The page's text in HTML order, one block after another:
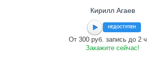
Кирилл Агаев
НЕДОСТУПЕН
От 300 руб. запись до 2
Закажите сейчас!